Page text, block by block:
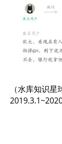
（水库知识星